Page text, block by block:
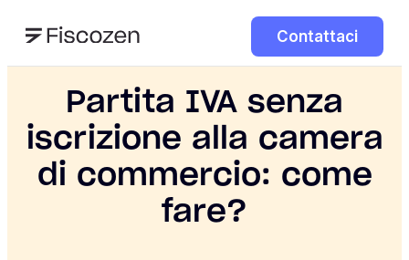
Contattaci
Partita IVA senza
iscrizione alla camera
di commercio: come
fare?